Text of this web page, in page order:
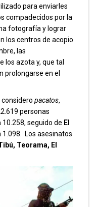
para enviarles
compadecidos por la
fotografía y lograr
los centros de acopio
las
los azota y, que tal
prolongarse en el
pacatos,
personas
10.258, seguido de El
1.098. Los asesinatos
Teorama, El